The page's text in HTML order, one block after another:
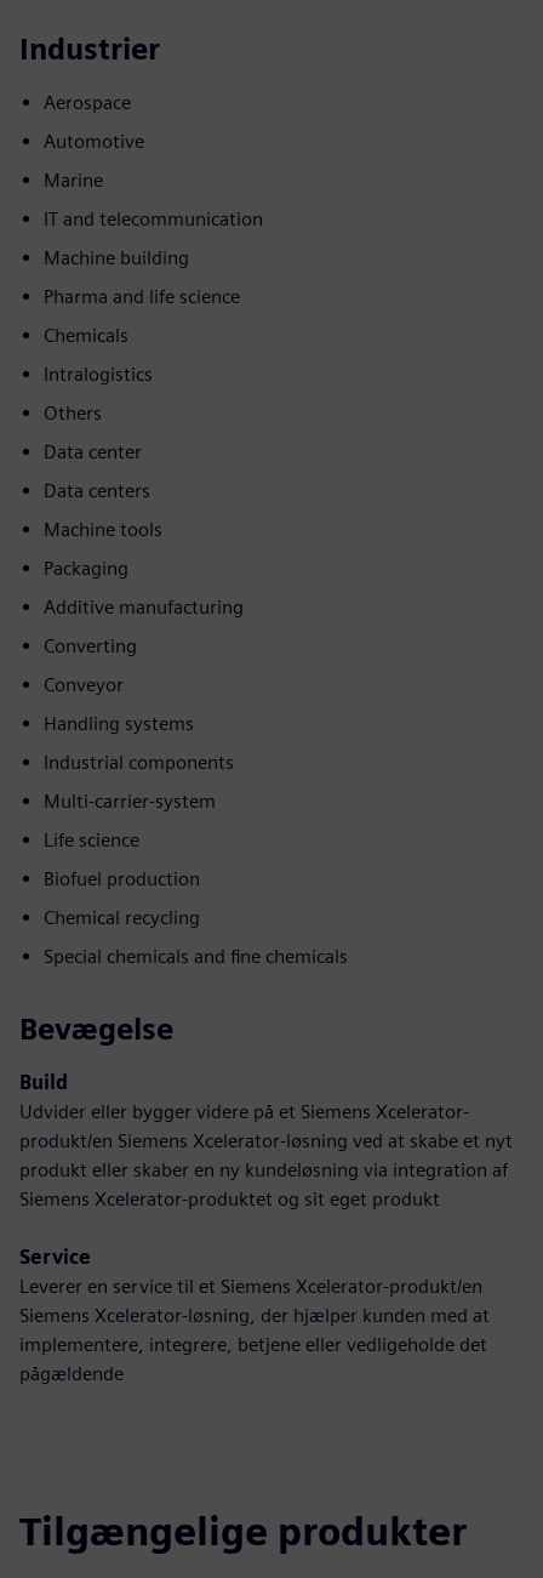
Industrier
Aerospace
Automotive
Marine
IT and telecommunication
Machine building
Pharma and life science
Chemicals
Intralogistics
Others
Data center
Data centers
Machine tools
Packaging
Additive manufacturing
Converting
Conveyor
Handling systems
Industrial components
Multi-carrier-system
Life science
Biofuel production
Chemical recycling
Special chemicals and fine chemicals
Bevægelse
Build
Udvider eller bygger videre på et Siemens Xcelerator-
produkt/en Siemens Xcelerator-løsning ved at skabe et nyt
produkt eller skaber en ny kundeløsning via integration af
Siemens Xcelerator-produktet og sit eget produkt
Service
Leverer en service til et Siemens Xcelerator-produkt/en
Siemens Xcelerator-løsning, der hjælper kunden med at
implementere, integrere, betjene eller vedligeholde det
pågældende
Tilgængelige produkter